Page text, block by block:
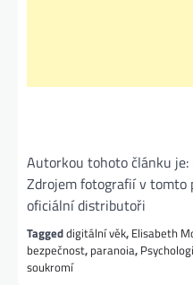
Autorkou tohoto článku je:
Zdrojem fotografií v tomto
oficiální distributoři
Taggeddigitální věk, Elisabeth
bezpečnost, paranoia,
soukromí